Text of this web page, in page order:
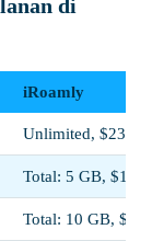
di
iRoamly
Unlimited, $23.00
Total: 5 GB,
Total: 10 GB,